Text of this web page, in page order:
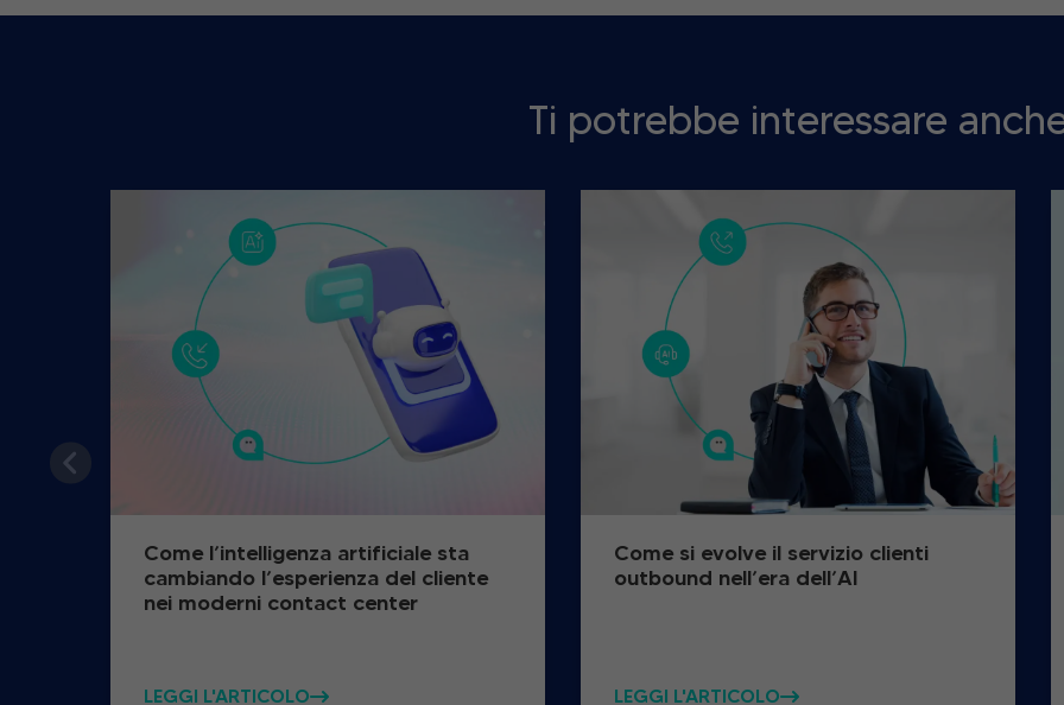
Ti potrebbe interessare
Come l’intelligenza artificiale sta
cambiando l’esperienza del cliente
nei moderni contact center
LEGGI L'ARTICOLO
Come si evolve il servizio clienti
outbound nell’era dell’AI
LEGGI L'ARTICOLO